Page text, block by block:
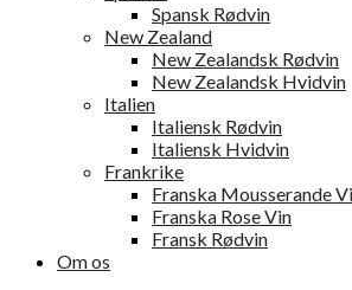
Spansk Rødvin
New Zealand
New Zealandsk Rødvin
New Zealandsk Hvidvin
Italien
Italiensk Rødvin
Italiensk Hvidvin
Frankrike
Franska Mousserande
Franska Rose Vin
Fransk Rødvin
Om os